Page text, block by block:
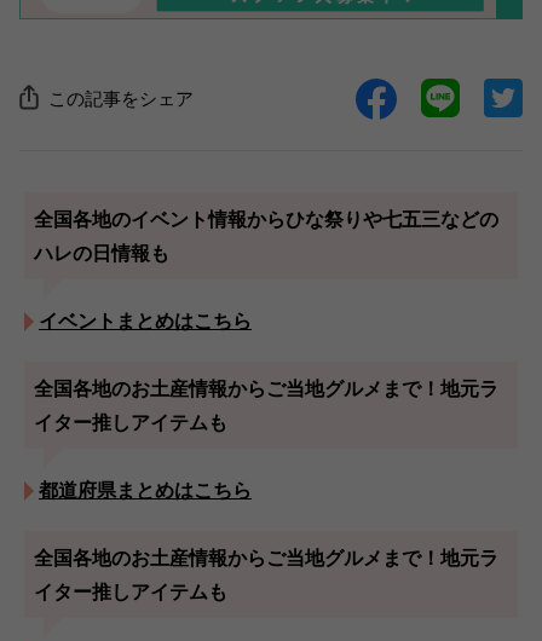
この記事をシェア
全国各地のイベント情報からひな祭りや七五三などの
ハレの日情報も
イベントまとめはこちら
全国各地のお土産情報からご当地グルメまで！地元ラ
イター推しアイテムも
都道府県まとめはこちら
全国各地のお土産情報からご当地グルメまで！地元ラ
イター推しアイテムも